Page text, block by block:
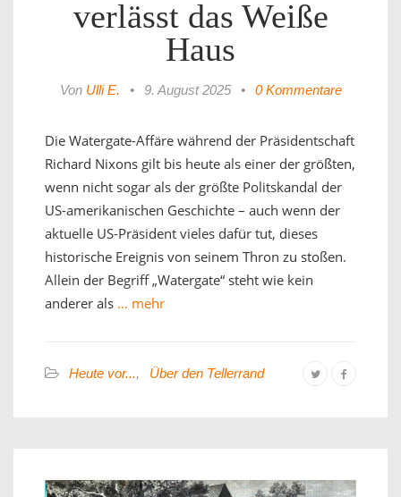
verlässt das Weiße
Haus
Von Ulli E. • 9. August 2025 • 0 Kommentare
Die Watergate-Affäre während der Präsidentschaft
Richard Nixons gilt bis heute als einer der größten,
wenn nicht sogar als der größte Politskandal der
US-amerikanischen Geschichte – auch wenn der
aktuelle US-Präsident vieles dafür tut, dieses
historische Ereignis von seinem Thron zu stoßen.
Allein der Begriff „Watergate“ steht wie kein
anderer als … mehr
Heute vor..., Über den Tellerrand